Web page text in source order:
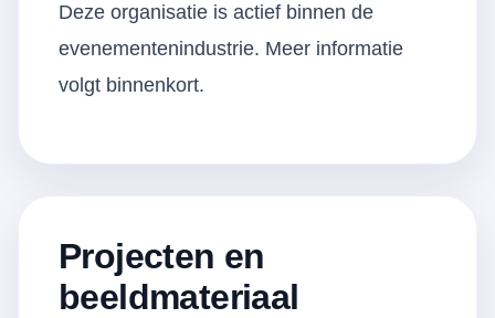
Deze organisatie is actief binnen de
evenementenindustrie. Meer informatie
volgt binnenkort.
Projecten en
beeldmateriaal